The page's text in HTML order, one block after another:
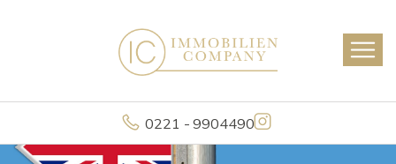
0221 - 9904490